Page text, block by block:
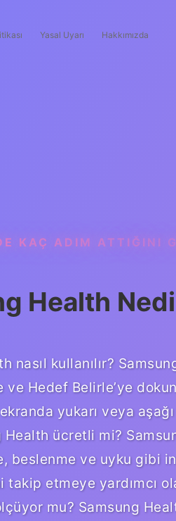
Yasal Uyarı Hakkımızda
KAÇ ADIM ATTIĞINI
Health
nasıl kullanılır?
ve Hedef Belirle’ye
yukarı veya
Health ücretli mi?
ve uyku gibi
etmeye yardımcı
mu? Samsung